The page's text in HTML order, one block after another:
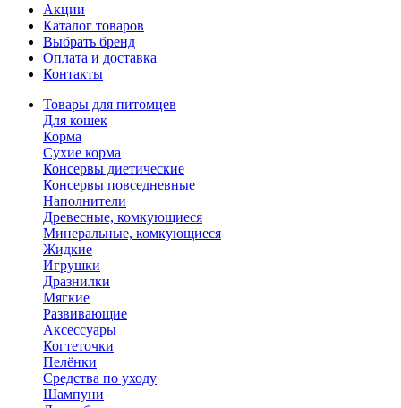
Акции
Каталог товаров
Выбрать бренд
Оплата и доставка
Контакты
Товары для питомцев
Для кошек
Корма
Сухие корма
Консервы диетические
Консервы повседневные
Наполнители
Древесные, комкующиеся
Минеральные, комкующиеся
Жидкие
Игрушки
Дразнилки
Мягкие
Развивающие
Аксессуары
Когтеточки
Пелёнки
Средства по уходу
Шампуни